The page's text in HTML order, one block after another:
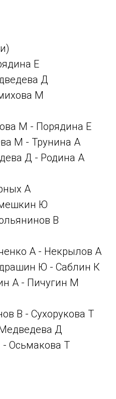
Е
Д
М
М - Порядина Е
М - Трунина А
Д - Родина А
А
Ю
В
А - Некрылов А
Ю - Саблин К
А - Пичугин М
В - Сухорукова Т
Д
Осьмакова Т